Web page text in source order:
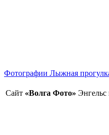
Фотографии Лыжная
Сайт «Волга Фото» Энгельс